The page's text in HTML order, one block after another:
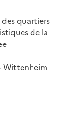
quartiers
de la
Wittenheim